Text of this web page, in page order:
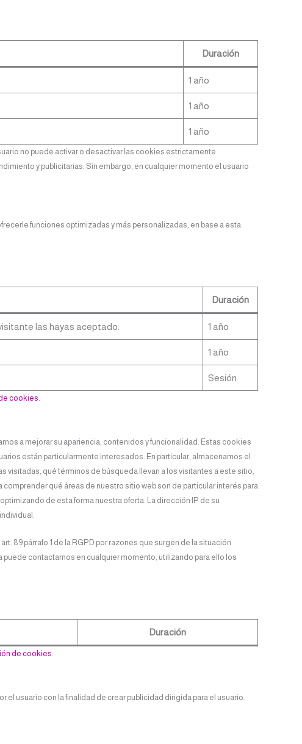
Duración
1 año
1 año
1 año
no puede activar o desactivar las cookies estrictamente
y publicitarias. Sin embargo, en cualquier momento el usuario
funciones optimizadas y más personalizadas, en base a esta
Duración
las hayas aceptado. 1 año
1 año
Sesión
cookies.
a mejorar su apariencia, contenidos y funcionalidad. Estas cookies
están particularmente interesados. En particular, almacenamos el
visitadas, qué términos de búsqueda llevan a los visitantes a este sitio,
qué áreas de nuestro sitio web son de particular interés para
de esta forma nuestra oferta. La dirección IP de su
89 párrafo 1 de la RGPD por razones que surgen de la situación
contactarnos en cualquier momento, utilizando para ello los
Duración
de cookies.
usuario con la finalidad de crear publicidad dirigida para el usuario.